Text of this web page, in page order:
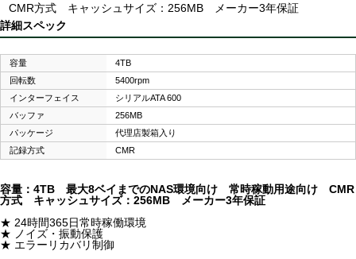
CMR方式 キャッシュサイズ：256MB メーカー3年保証
詳細スペック
容量
4TB
回転数
5400rpm
インターフェイス
シリアルATA 600
バッファ
256MB
パッケージ
代理店製箱入り
記録方式
CMR
容量：4TB 最大8ベイまでのNAS環境向け 常時稼動用途向け CMR
方式 キャッシュサイズ：256MB メーカー3年保証
★ 24時間365日常時稼働環境
★ ノイズ・振動保護
★ エラーリカバリ制御